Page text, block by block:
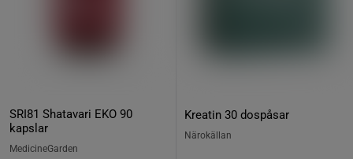
SRI81 Shatavari EKO 90
kapslar
MedicineGarden
Kreatin 30 dospåsar
Närokällan